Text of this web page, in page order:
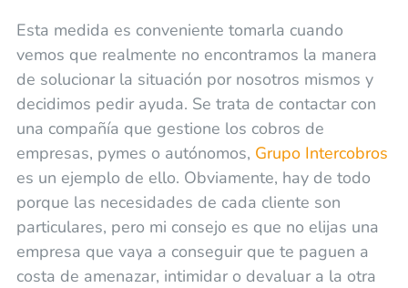
Esta medida es conveniente tomarla cuando
vemos que realmente no encontramos la manera
de solucionar la situación por nosotros mismos y
decidimos pedir ayuda. Se trata de contactar con
una compañía que gestione los cobros de
empresas, pymes o autónomos, Grupo Intercobros
es un ejemplo de ello. Obviamente, hay de todo
porque las necesidades de cada cliente son
particulares, pero mi consejo es que no elijas una
empresa que vaya a conseguir que te paguen a
costa de amenazar, intimidar o devaluar a la otra